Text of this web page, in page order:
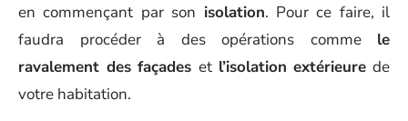
en commençant par son isolation. Pour ce faire, il
faudra procéder à des opérations comme le
ravalement des façades et l’isolation extérieure de
votre habitation.